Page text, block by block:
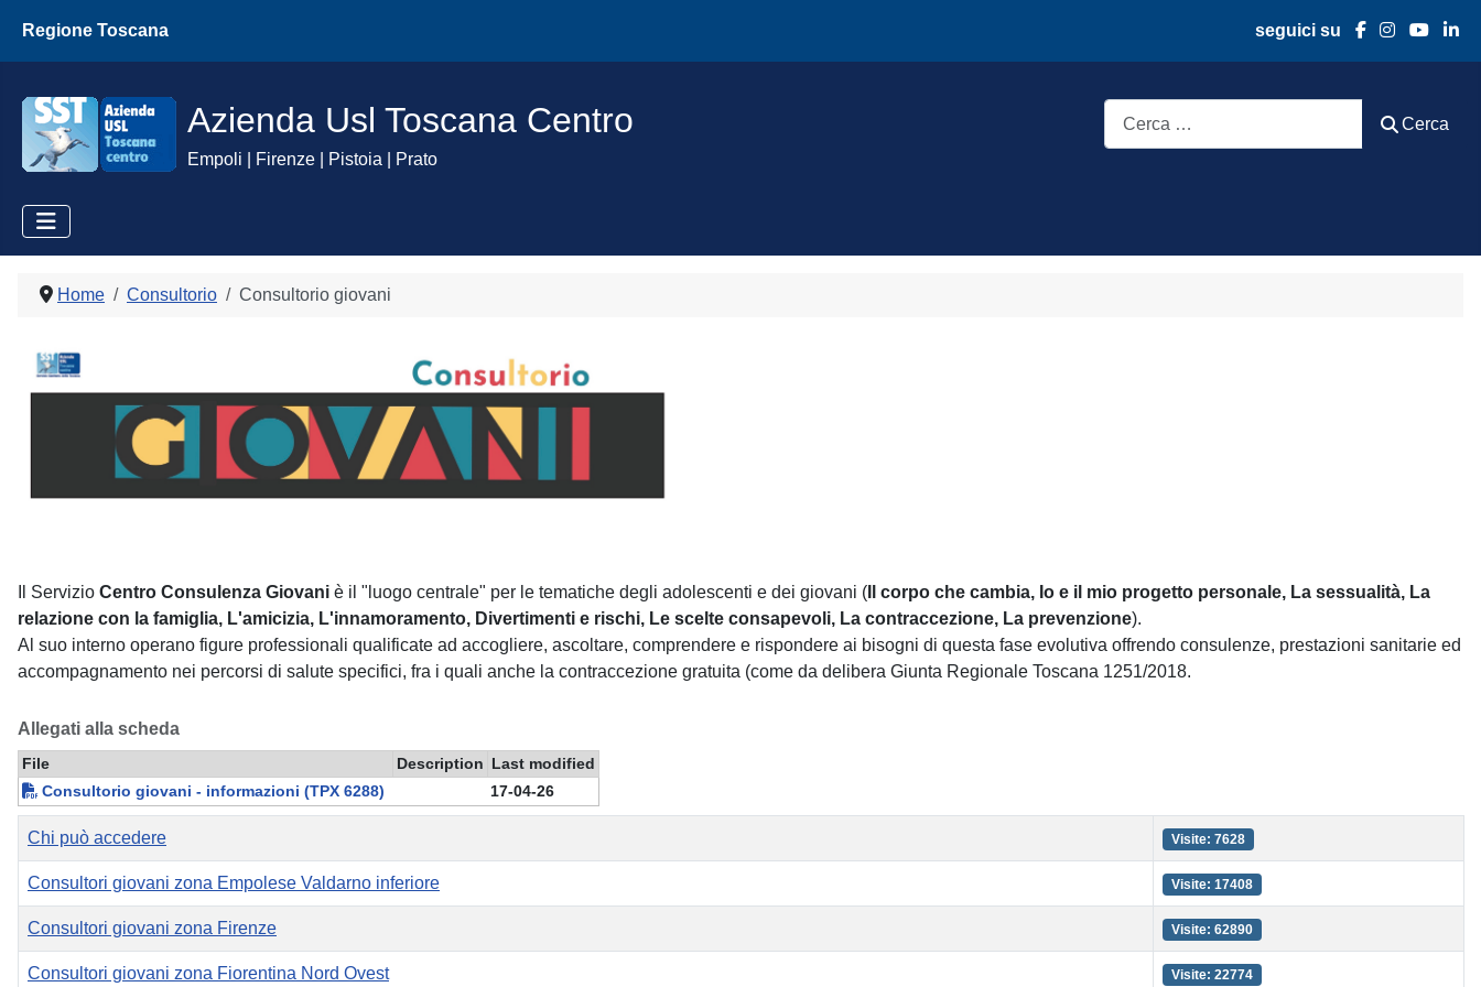
Regione Toscana seguici su
Azienda Usl Toscana Centro
Empoli | Firenze | Pistoia | Prato
Cerca
Home Consultorio Consultorio giovani
Il Servizio Centro Consulenza Giovani è il "luogo centrale" per le tematiche degli adolescenti e dei giovani ( Il corpo che cambia, Io e il mio progetto personale, La sessualità, La
relazione con la famiglia, L'amicizia, L'innamoramento, Divertimenti e rischi, Le scelte consapevoli, La contraccezione, La prevenzione).
Al suo interno operano figure professionali qualificate ad accogliere, ascoltare, comprendere e rispondere ai bisogni di questa fase evolutiva offrendo consulenze, prestazioni sanitarie ed
accompagnamento nei percorsi di salute specifici, fra i quali anche la contraccezione gratuita (come da delibera Giunta Regionale Toscana 1251/2018.
Allegati alla scheda
File Description Last modified
Consultorio giovani - informazioni (TPX 6288)
17-04-26
Titolo Visite
Chi può accedere Visite: 7628
Consultori giovani zona Empolese Valdarno inferiore Visite: 17408
Consultori giovani zona Firenze Visite: 62890
Consultori giovani zona Fiorentina Nord Ovest Visite: 22774